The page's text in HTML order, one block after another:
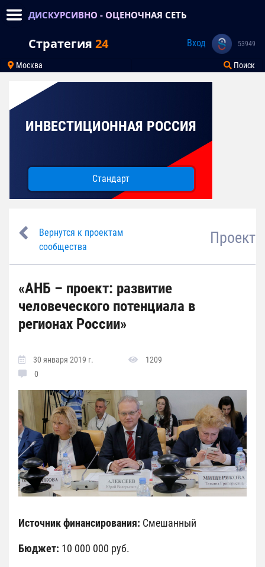
ДИСКУРСИВНО - ОЦЕНОЧНАЯ СЕТЬ
Стратегия 24 Вход 53949
Москва Поиск
ИНВЕСТИЦИОННАЯ РОССИЯ
Стандарт
Вернутся к проектам
сообщества
Проект
«АНБ – проект: развитие
человеческого потенциала в
регионах России»
30 января 2019 г.
1209
0
Источник финансирования: Смешанный
Бюджет: 10 000 000 руб.